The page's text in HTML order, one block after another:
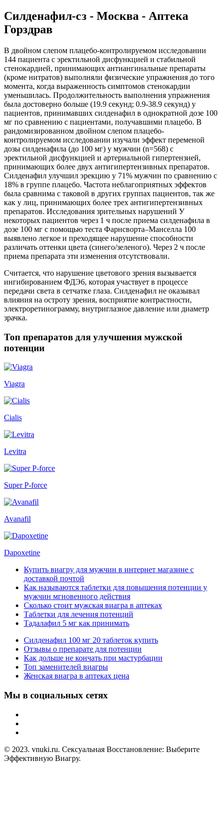
Силденафил-сз - Москва - Аптека
Горздрав
В двойном слепом плацебо-контролируемом исследовании
144 пациента с эректильной дисфункцией и стабильной
стенокардией, принимающих антиангинальные препараты
(кроме нитратов) выполняли физические упражнения до того
момента, когда выраженность симптомов стенокардии
уменьшилась. Продолжительность выполнения упражнения
была достоверно больше (19.9 секунд; 0.9-38.9 секунд) у
пациентов, принимавших силденафил в однократной дозе 100
мг по сравнению с пациентами, получавшими плацебо. В
рандомизированном двойном слепом плацебо-
контролируемом исследовании изучали эффект переменой
дозы силденафила (до 100 мг) у мужчин (n=568) с
эректильной дисфункцией и артериальной гипертензией,
принимающих более двух антигипертензивных препаратов.
Силденафил улучшил эрекцию у 71% мужчин по сравнению с
18% в группе плацебо. Частота неблагоприятных эффектов
была сравнима с таковой в других группах пациентов, так же
как у лиц, принимающих более трех антигипертензивных
препаратов. Исследования зрительных нарушений У
некоторых пациентов через 1 ч после приема силденафила в
дозе 100 мг с помощью теста Фарнсворта–Манселла 100
выявлено легкое и преходящее нарушение способности
различать оттенки цвета (синего/зеленого). Через 2 ч после
приема препарата эти изменения отсутствовали.
Считается, что нарушение цветового зрения вызывается
ингибированием ФДЭ6, которая участвует в процессе
передачи света в сетчатке глаза. Силденафил не оказывал
влияния на остроту зрения, восприятие контрастности,
электроретинограмму, внутриглазное давление или диаметр
зрачка.
Топ препаратов для улучшения мужской
потенции
Viagra
Cialis
Levitra
Super P-force
Avanafil
Dapoxetine
Купить виагру для мужчин в интернет магазине с
доставкой почтой
Как называются таблетки для повышения потенции у
мужчин мгновенного действия
Сколько стоит мужская виагра в аптеках
Таблетки для лечения потенций
Тадалафил 5 мг как принимать
Силденафил 100 мг 20 таблеток купить
Отзывы о препарате для потенции
Как дольше не кончать при мастурбации
Топ заменителей виагры
Женская виагра в аптеках цена
Мы в социальных сетях
© 2023. vnuki.ru. Сексуальная Восстановление: Выберите
Эффективную Виагру.